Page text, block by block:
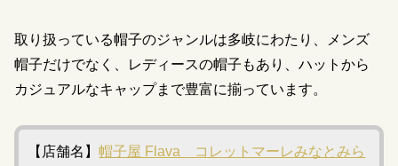
取り扱っている帽子のジャンルは多岐にわたり、メンズ
帽子だけでなく、レディースの帽子もあり、ハットから
カジュアルなキャップまで豊富に揃っています。
【店舗名】帽子屋 Flava コレットマーレみなとみら